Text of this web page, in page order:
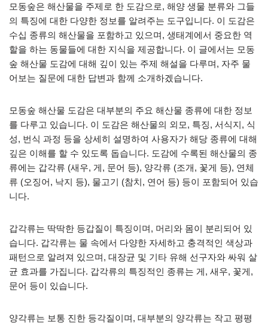
모동숲은 해산물을 주제로 한 도감으로, 해양 생물 분류와 그들
의 특징에 대한 다양한 정보를 알려주는 도구입니다. 이 도감은
수십 종류의 해산물을 포함하고 있으며, 생태계에서 중요한 역
할을 하는 동물들에 대한 지식을 제공합니다. 이 글에서는 모동
숲 해산물 도감에 대해 깊이 있는 주제 해설을 다루며, 자주 물
어보는 질문에 대한 답변과 함께 소개하겠습니다.
모동숲 해산물 도감은 대부분의 주요 해산물 종류에 대한 정보
를 다루고 있습니다. 이 도감은 해산물의 외모, 특징, 서식지, 식
성, 번식 과정 등을 상세히 설명하여 사용자가 해당 종류에 대해
깊은 이해를 할 수 있도록 돕습니다. 도감에 수록된 해산물의 종
류에는 갑각류 (새우, 게, 문어 등), 양각류 (조개, 꽃게 등), 연체
류 (오징어, 낙지 등), 물고기 (참치, 연어 등) 등이 포함되어 있습
니다.
갑각류는 딱딱한 등갑질이 특징이며, 머리와 몸이 분리되어 있
습니다. 갑각류는 물 속에서 다양한 자세하고 충격적인 색상과
패턴으로 알려져 있으며, 대장균 및 기타 유해 선구자와 싸워 살
균 효과를 가집니다. 갑각류의 특징적인 종류는 게, 새우, 꽃게,
문어 등이 있습니다.
양각류는 보통 진한 등각질이며, 대부분의 양각류는 작고 평평